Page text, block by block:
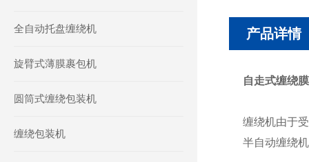
全自动托盘缠绕机
旋臂式薄膜裹包机
圆筒式缠绕包装机
缠绕包装机
产品详情
自走式缠绕
缠绕机由于
半自动缠绕